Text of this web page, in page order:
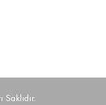
Saklıdır.